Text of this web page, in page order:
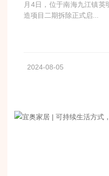
月4日，位于南海九江镇英
造项目二期拆除正式启...
2024-08-05